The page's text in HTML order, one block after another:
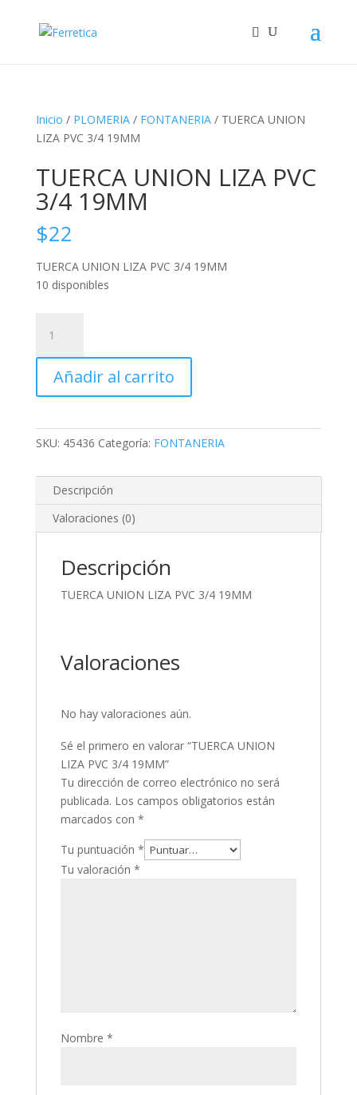
Inicio / PLOMERIA/ FONTANERIA/ TUERCA UNION
LIZA PVC 3/4 19MM
TUERCA UNION LIZA PVC
3/4 19MM
$22
TUERCA UNION LIZA PVC 3/4 19MM
10 disponibles
UNION
LIZA
PVC
3/4
cantidad
Añadir al carrito
SKU: 45436 Categoría: FONTANERIA
Descripción
Valoraciones (0)
Descripción
TUERCA UNION LIZA PVC 3/4 19MM
Valoraciones
No hay valoraciones aún.
Sé el primero en valorar “TUERCA UNION
LIZA PVC 3/4 19MM”
Tu dirección de correo electrónico no será
publicada. Los campos obligatorios están
marcados con *
Tu puntuación *
Tu valoración *
Nombre *